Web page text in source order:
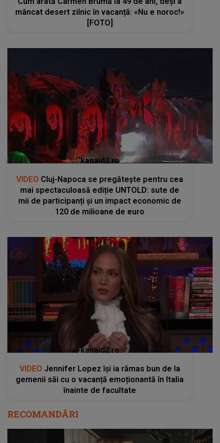
mâncat desert zilnic în vacanță: «Nu e noroc!»
[FOTO]
kanald2.ro
VIDEO Cluj-Napoca se pregătește pentru cea
mai spectaculoasă ediție UNTOLD: sute de
mii de participanți și un impact economic de
120 de milioane de euro
kanald2.ro
VIDEO Jennifer Lopez își ia rămas bun de la
gemenii săi cu o vacanță emoționantă în Italia
înainte de facultate
RECOMANDĂRI